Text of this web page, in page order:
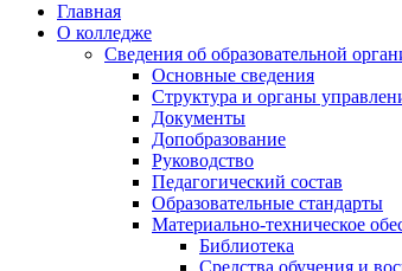
Главная
О колледже
Сведения об образовательной
Основные сведения
Структура и органы
Документы
Допобразование
Руководство
Педагогический состав
Образовательные стандарты
Материально-техническое
Библиотека
Средства обучения и